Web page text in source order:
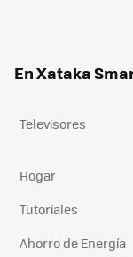
En Xataka
Televisores
Hogar
Tutoriales
Ahorro de Energía